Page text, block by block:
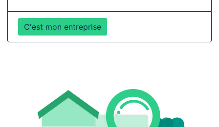
C'est mon entreprise